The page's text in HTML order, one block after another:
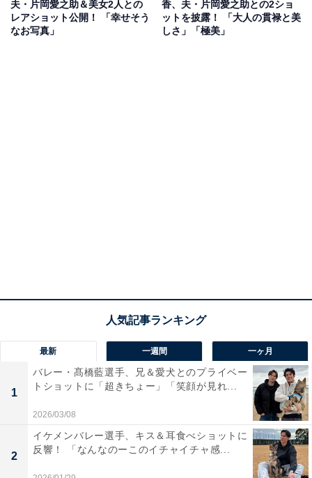
夫・片岡愛之助＆美女2人との
レアショット公開！ 「幸せそう
なお写真」
香、夫・片岡愛之助との2ショ
ットを披露！ 「大人の貫禄と美
しさ」「極美」
最新 一週間 一ヶ月
1
バレー・髙橋藍選手、兄＆愛犬とのプライベー
トショットに「超きちょー」「笑顔が見れ...
2026/03/08
2
イケメンバレー選手、キス＆耳食べショットに
反響！ 「なんなのーこのイチャイチャ感...